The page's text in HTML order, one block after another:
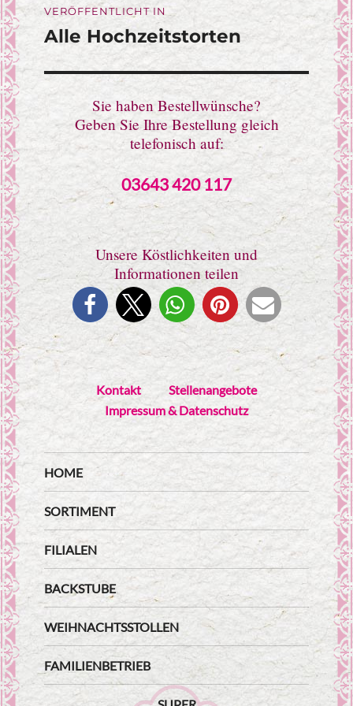
VERÖFFENTLICHT IN
Alle Hochzeitstorten
Sie haben Bestellwünsche?
Geben Sie Ihre Bestellung gleich
telefonisch auf:
03643 420 117
Unsere Köstlichkeiten und
Informationen teilen
Kontakt
Stellenangebote
Impressum & Datenschutz
HOME
SORTIMENT
FILIALEN
BACKSTUBE
WEIHNACHTSSTOLLEN
FAMILIENBETRIEB